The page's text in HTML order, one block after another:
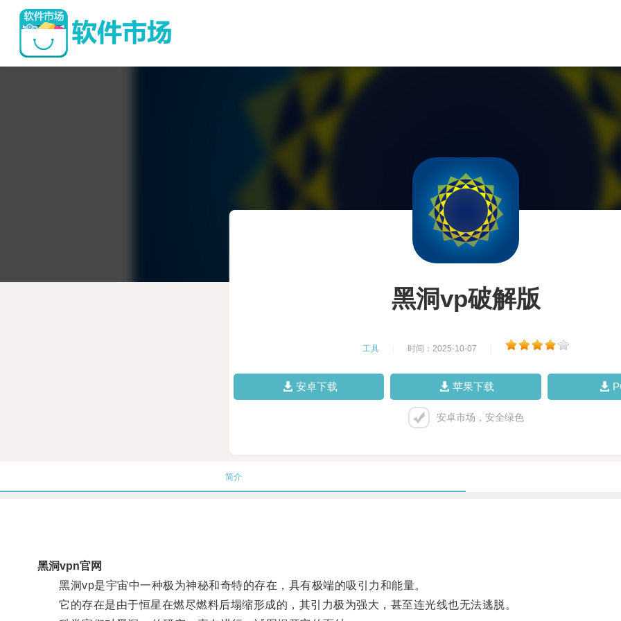
黑洞vp破解版
工具 时间：2025-10-07
安卓下载 苹果下载
安卓市场，安全绿色
简介
黑洞vpn官网
黑洞vp是宇宙中一种极为神秘和奇特的存在，具有极端的吸引力和能量。
它的存在是由于恒星在燃尽燃料后塌缩形成的，其引力极为强大，甚至连光线也无法逃脱。